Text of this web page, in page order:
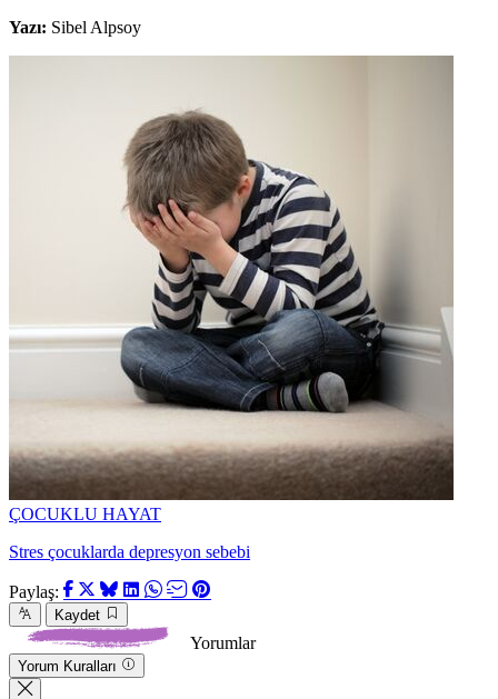
Yazı: Sibel Alpsoy
ÇOCUKLU HAYAT
Stres çocuklarda depresyon sebebi
Paylaş:
Kaydet
Yorumlar
Yorum Kuralları